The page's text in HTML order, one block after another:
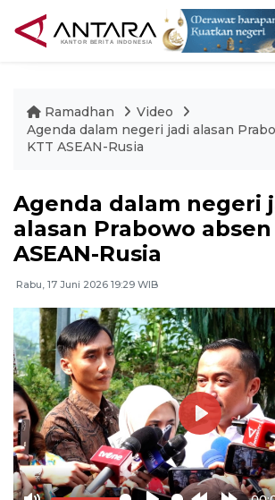
Ramadhan
Video
Agenda dalam negeri jadi alasan
KTT ASEAN-Rusia
Agenda dalam negeri
alasan Prabowo
ASEAN-Rusia
Rabu, 17 Juni 2026 19:29 WIB
Play